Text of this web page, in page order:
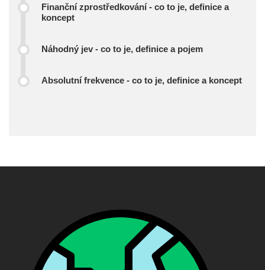
Finanční zprostředkování - co to je, definice a
koncept
Náhodný jev - co to je, definice a pojem
Absolutní frekvence - co to je, definice a koncept